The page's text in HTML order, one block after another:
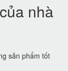
nhà
sản phẩm tốt